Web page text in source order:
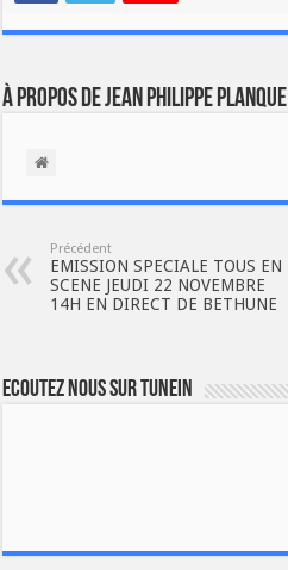
À propos de Jean Philippe Planque
Précédent
EMISSION SPECIALE TOUS EN
SCENE JEUDI 22 NOVEMBRE
14H EN DIRECT DE BETHUNE
Ecoutez nous sur TuneIn